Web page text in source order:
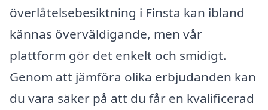
överlåtelsebesiktning i Finsta kan ibland
kännas överväldigande, men vår
plattform gör det enkelt och smidigt.
Genom att jämföra olika erbjudanden kan
du vara säker på att du får en kvalificerad